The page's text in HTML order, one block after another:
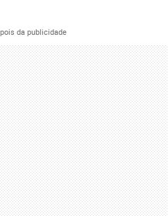
da publicidade